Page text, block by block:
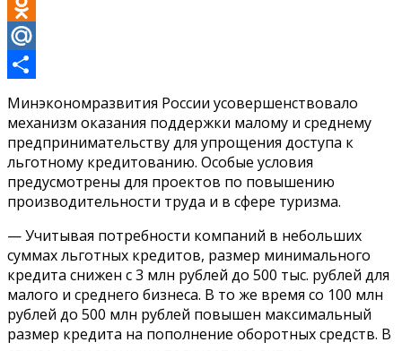
VK
Odnoklassniki
Mail.Ru
Отправить
Минэкономразвития России усовершенствовало
механизм оказания поддержки малому и среднему
предпринимательству для упрощения доступа к
льготному кредитованию. Особые условия
предусмотрены для проектов по повышению
производительности труда и в сфере туризма.
— Учитывая потребности компаний в небольших
суммах льготных кредитов, размер минимального
кредита снижен с 3 млн рублей до 500 тыс. рублей для
малого и среднего бизнеса. В то же время со 100 млн
рублей до 500 млн рублей повышен максимальный
размер кредита на пополнение оборотных средств. В